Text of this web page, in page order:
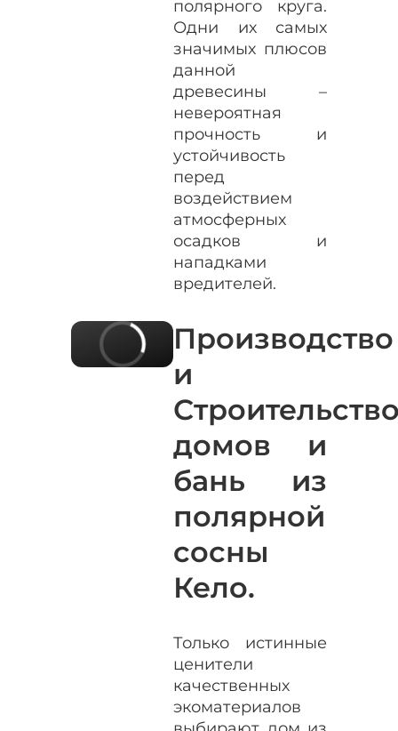
полярного круга.
Одни их самых
значимых плюсов
данной
древесины –
невероятная
прочность и
устойчивость
перед
воздействием
атмосферных
осадков и
нападками
вредителей.
Производство
и
домов и
бань из
полярной
сосны
Кело.
Только истинные
ценители
качественных
экоматериалов